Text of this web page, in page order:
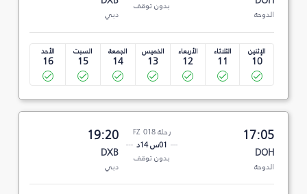
الدوحة
بدون توقف
دبي
الإثنين
10
الثلاثاء
11
الأربعاء
12
الخميس
13
الجمعة
14
السبت
15
الأحد
16
17:05
DOH
الدوحة
رحلة FZ 018
01س 14د
بدون توقف
19:20
DXB
دبي